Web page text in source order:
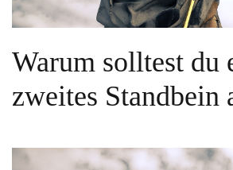
Warum solltest du
zweites Standbein